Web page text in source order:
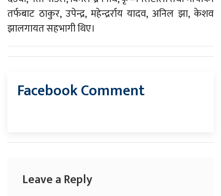
तर्फबाट ठाकुर, उपेन्द्र, महेन्द्रर्राय यादव, अनिल झा, केशव
झालगायत सहभागी थिए।
Facebook Comment
Leave a Reply